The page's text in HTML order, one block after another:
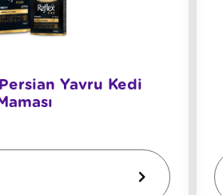
Yavru Kedi
Maması